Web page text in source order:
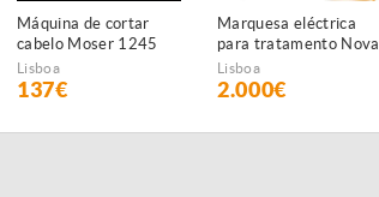
Máquina de cortar
cabelo Moser 1245
Class 45 NOVA
Lisboa
137€
Marquesa eléctrica
para tratamento Nova
Lisboa
2.000€